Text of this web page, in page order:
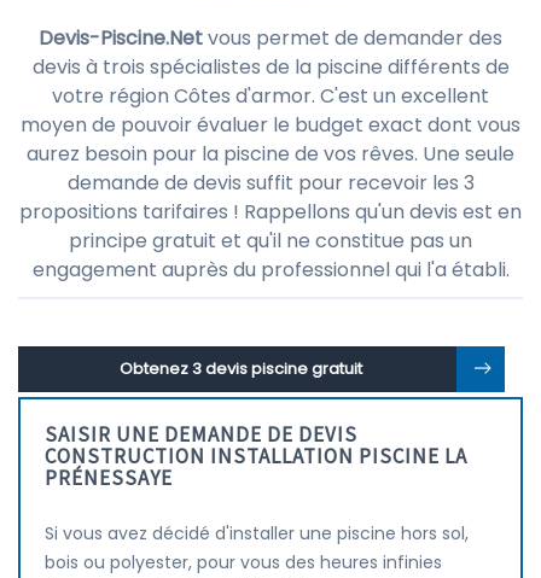
Devis-Piscine.Netvous permet de demander des
devis à trois spécialistes de la piscine différents de
votre région Côtes d'armor. C'est un excellent
moyen de pouvoir évaluer le budget exact dont vous
aurez besoin pour la piscine de vos rêves. Une seule
demande de devis suffit pour recevoir les 3
propositions tarifaires ! Rappellons qu'un devis est en
principe gratuit et qu'il ne constitue pas un
engagement auprès du professionnel qui l'a établi.
Obtenez 3 devis piscine gratuit
SAISIR UNE DEMANDE DE DEVIS
CONSTRUCTION INSTALLATION PISCINE LA
PRÉNESSAYE
Si vous avez décidé d'installer une piscine hors sol,
bois ou polyester, pour vous des heures infinies